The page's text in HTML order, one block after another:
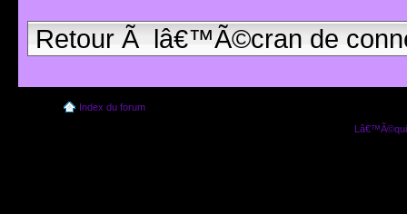
Retour Ã lâ€™Ã©cran de
Index du forum